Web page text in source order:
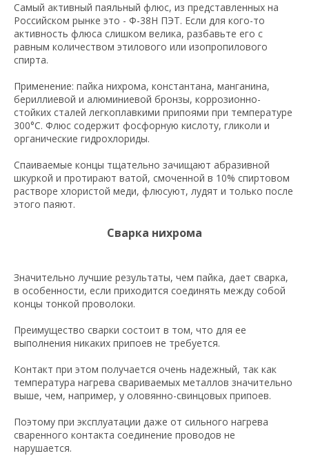
Самый активный паяльный флюс, из представленных на
Российском рынке это - Ф-38Н ПЭТ. Если для кого-то
активность флюса слишком велика, разбавьте его с
равным количеством этилового или изопропилового
спирта.
Применение: пайка нихрома, константана, манганина,
бериллиевой и алюминиевой бронзы, коррозионно-
стойких сталей легкоплавкими припоями при температуре
300°C. Флюс содержит фосфорную кислоту, гликоли и
органические гидрохлориды.
Спаиваемые концы тщательно зачищают абразивной
шкуркой и протирают ватой, смоченной в 10% спиртовом
растворе хлористой меди, флюсуют, лудят и только после
этого паяют.
Сварка нихрома
Значительно лучшие результаты, чем пайка, дает сварка,
в особенности, если приходится соединять между собой
концы тонкой проволоки.
Преимущество сварки состоит в том, что для ее
выполнения никаких припоев не требуется.
Контакт при этом получается очень надежный, так как
температура нагрева свариваемых металлов значительно
выше, чем, например, у оловянно-свинцовых припоев.
Поэтому при эксплуатации даже от сильного нагрева
сваренного контакта соединение проводов не
нарушается.